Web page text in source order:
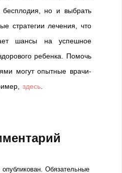
бесплодия, но и выбрать
стратегии лечения, что
шансы на успешное
ребенка. Помочь
могут опытные врачи-
здесь.
Обязательные